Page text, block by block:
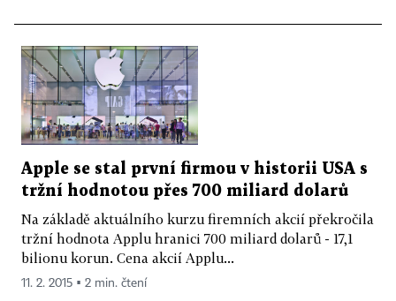
Apple se stal první firmou v historii USA s
tržní hodnotou přes 700 miliard dolarů
Na základě aktuálního kurzu firemních akcií překročila
tržní hodnota Applu hranici 700 miliard dolarů - 17,1
bilionu korun. Cena akcií Applu...
11. 2. 2015 ▪ 2 min. čtení